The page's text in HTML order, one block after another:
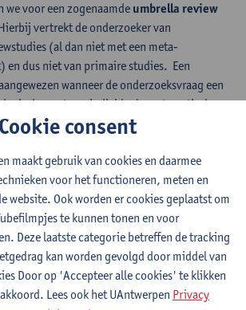
voor een zogenaamde umbrella review
vertrekt de onderzoeker van
(al dan niet met een meta-
en dus niet van primaire studies. Een
wanneer de onderzoeksvraag een
is dan wat een individuele systematische
kan beantwoorden alsook wanneer de tijd
uit drie fases:
potentieel relevante reviews,
selectie van relevante reviews, mede op
kritische beoordeling van de methodologische
geselecteerde reviewstudies,
analyse van de resultaten.
alle essentiële aspecten van leren
Cookie consent
maakt gebruik van cookies en daarmee
voor het functioneren, meten en
website. Ook worden er cookies geplaatst om
te kunnen tonen en voor
Deze laatste categorie betreffen de tracking
kan worden gevolgd door middel van
Door op 'Accepteer alle cookies' te klikken
Lees ook het UAntwerpen Privacy